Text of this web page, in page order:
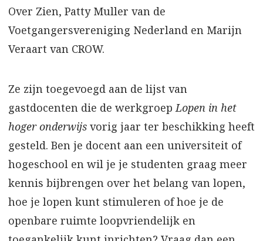
Over Zien, Patty Muller van de
Voetgangersvereniging Nederland en Marijn
Veraart van CROW.
Ze zijn toegevoegd aan de lijst van
gastdocenten die de werkgroep Lopen in het
hoger onderwijs vorig jaar ter beschikking heeft
gesteld. Ben je docent aan een universiteit of
hogeschool en wil je je studenten graag meer
kennis bijbrengen over het belang van lopen,
hoe je lopen kunt stimuleren of hoe je de
openbare ruimte loopvriendelijk en